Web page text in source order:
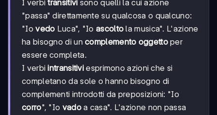
I verbitransitivi sono quelli la cui azione
"passa" direttamente su qualcosa o qualcuno:
"Iovedo Luca", "Ioascolto la musica". L'azione
ha bisogno di uncomplemento oggettoper
essere completa.
I verbiintransitivi esprimono azioni che si
completano da sole o hanno bisogno di
complementi introdotti da preposizioni: "Io
corro", "Io vadoa casa". L'azione non passa